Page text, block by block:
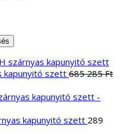
kapunyitó szett 685 285Ft
kapunyitó szett 289